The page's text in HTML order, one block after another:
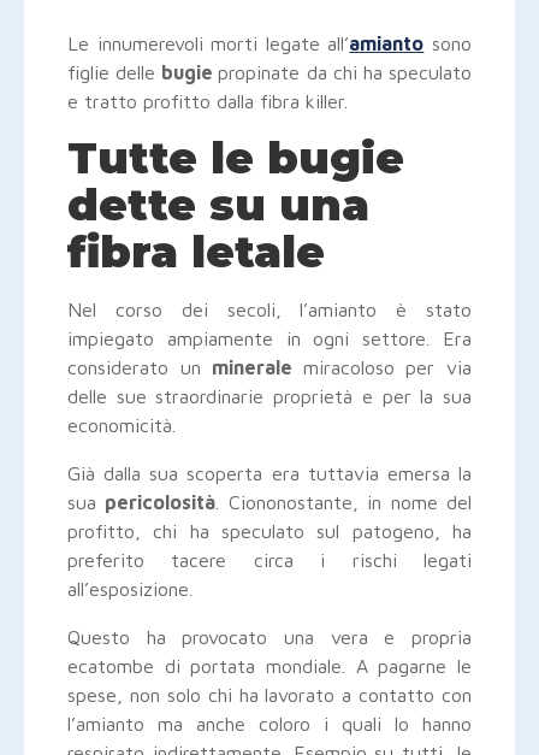
Le innumerevoli morti legate all’amianto sono
figlie delle bugiepropinate da chi ha speculato
e tratto profitto dalla fibra killer.
Tutte le bugie
dette su una
fibra letale
Nel corso dei secoli, l’amianto è stato
impiegato ampiamente in ogni settore. Era
considerato un minerale miracoloso per via
delle sue straordinarie proprietà e per la sua
economicità.
Già dalla sua scoperta era tuttavia emersa la
sua pericolosità . Ciononostante, in nome del
profitto, chi ha speculato sul patogeno, ha
preferito tacere circa i rischi legati
all’esposizione.
Questo ha provocato una vera e propria
ecatombe di portata mondiale. A pagarne le
spese, non solo chi ha lavorato a contatto con
l’amianto ma anche coloro i quali lo hanno